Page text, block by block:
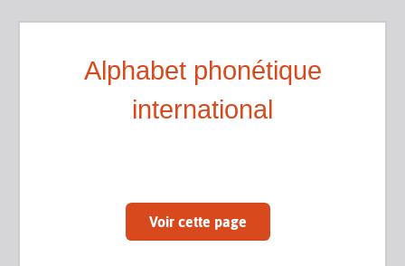
Alphabet phonétique
international
Voir cette page